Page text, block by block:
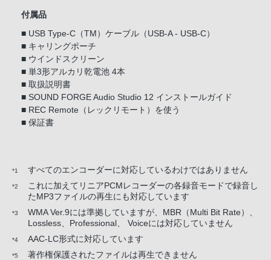
付属品
■ USB Type-C（TM）ケーブル（USB-A - USB-C）
■ キャリングポーチ
■ ウインドスクリーン
■ 単3形アルカリ乾電池 4本
■ 取扱説明書
■ SOUND FORGE Audio Studio 12 インストールガイド
■ REC Remote（レックリモート）を使う
■ 保証書
*1 すべてのエンコーダーに対応しているわけではありません
*2
これに加えてリニアPCMレコーダーの各録音モードで録音し
たMP3ファイルの再生にも対応しています
*3
WMA Ver.9には準拠していますが、MBR（Multi Bit Rate）、
Lossless、Professional、 Voiceには対応していません
*4 AAC-LC形式に対応しています
*5 著作権保護されたファイルは再生できません